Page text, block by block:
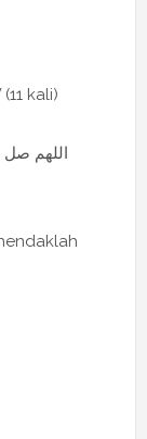
kali)
اللهم